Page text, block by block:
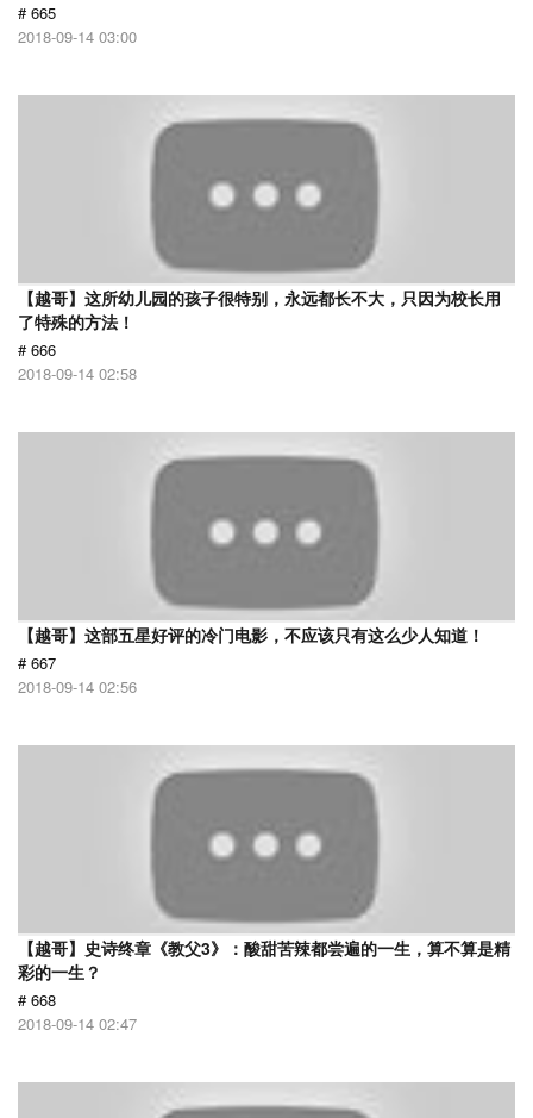
# 665
2018-09-14 03:00
【越哥】这所幼儿园的孩子很特别，永远都长不大，只因为校长用
了特殊的方法！
# 666
2018-09-14 02:58
【越哥】这部五星好评的冷门电影，不应该只有这么少人知道！
# 667
2018-09-14 02:56
【越哥】史诗终章《教父3》：酸甜苦辣都尝遍的一生，算不算是精
彩的一生？
# 668
2018-09-14 02:47